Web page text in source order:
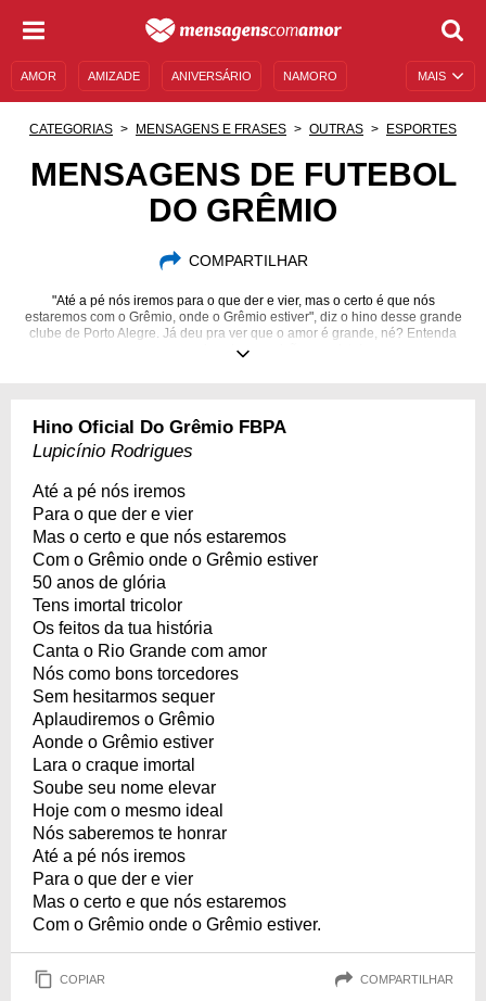
MAIS
AMOR AMIZADE ANIVERSÁRIO NAMORO
MENSAGENS E FRASES MENSAGENS DE ANIVERSÁRIO
CATEGORIAS MENSAGENS E FRASES OUTRAS ESPORTES
MENSAGENS DE FUTEBOL
DO GRÊMIO
COMPARTILHAR
"Até a pé nós iremos para o que der e vier, mas o certo é que nós
estaremos com o Grêmio, onde o Grêmio estiver", diz o hino desse grande
clube de Porto Alegre. Já deu pra ver que o amor é grande, né? Entenda
um pouco mais sobre a paixão gremista!
Hino Oficial Do Grêmio FBPA
Lupicínio Rodrigues
Até a pé nós iremos
Para o que der e vier
Mas o certo e que nós estaremos
Com o Grêmio onde o Grêmio estiver
50 anos de glória
Tens imortal tricolor
Os feitos da tua história
Canta o Rio Grande com amor
Nós como bons torcedores
Sem hesitarmos sequer
Aplaudiremos o Grêmio
Aonde o Grêmio estiver
Lara o craque imortal
Soube seu nome elevar
Hoje com o mesmo ideal
Nós saberemos te honrar
Até a pé nós iremos
Para o que der e vier
Mas o certo e que nós estaremos
Com o Grêmio onde o Grêmio estiver.
COPIAR COMPARTILHAR